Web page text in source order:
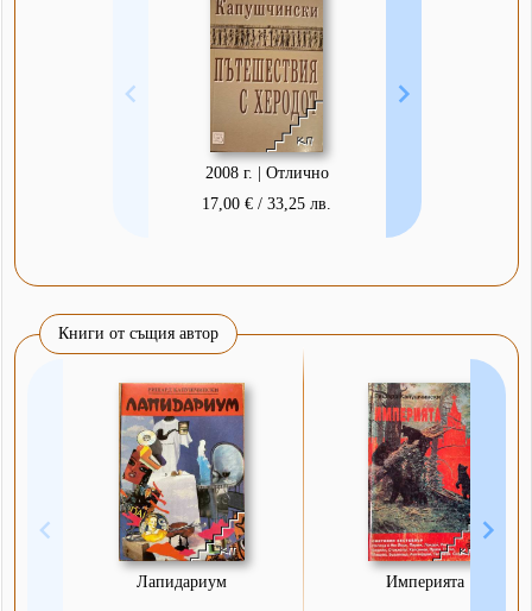
2008 г. | Отлично
17,00 € / 33,25 лв.
Книги от същия автор
Лапидариум Империята